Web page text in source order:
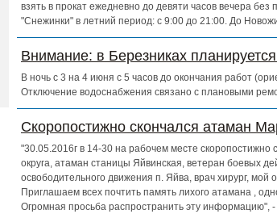
взять в прокат ежедневно до девяти часов вечера
"Снежинки" в летний период: с 9:00 до 21:00. До
Внимание: в Березниках
В ночь с 3 на 4 июня с 5 часов до окончания работ
Отключение водоснабжения связано с плановыми
Скоропостижно скончался атаман
"30.05.2016г в 14-30 на рабочем месте скоропостижно
округа, атаман станицы Яйвинская, ветеран боевых
освободительного движения п. Яйва, врач хирург,
Приглашаем всех почтить память лихого атамана ,
Огромная просьба распространить эту информацию",